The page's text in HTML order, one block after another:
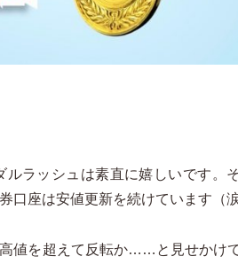
ラッシュは素直に嬉しいです。
口座は安値更新を続けています（涙
値を超えて反転か……と見せかけ